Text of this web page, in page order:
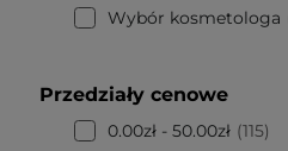
Wybór kosmetologa
Przedziały cenowe
0.00zł - 50.00zł 115